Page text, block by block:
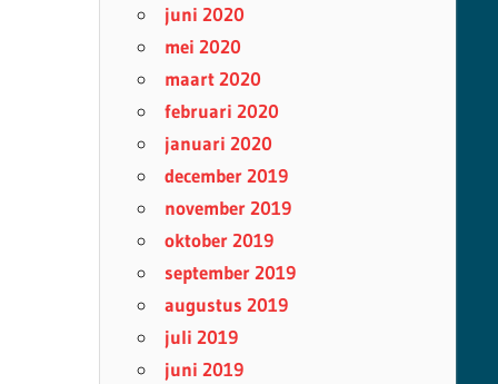
juni 2020
mei 2020
maart 2020
februari 2020
januari 2020
december 2019
november 2019
oktober 2019
september 2019
augustus 2019
juli 2019
juni 2019